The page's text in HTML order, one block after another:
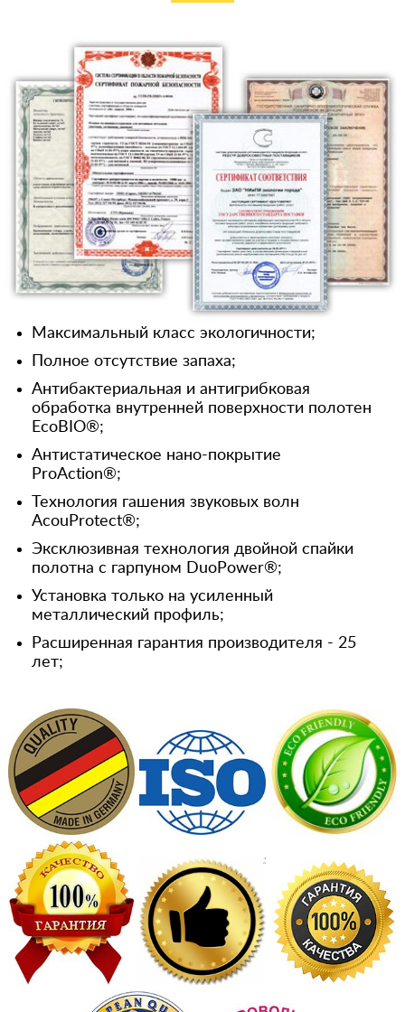
Максимальный класс экологичности;
Полное отсутствие запаха;
Антибактериальная и антигрибковая
обработка внутренней поверхности полотен
EcoBIO®;
Антистатическое нано-покрытие
ProAction®;
Технология гашения звуковых волн
AcouProtect®;
Эксклюзивная технология двойной спайки
полотна с гарпуном DuoPower®;
Установка только на усиленный
металлический профиль;
Расширенная гарантия производителя - 25
лет;